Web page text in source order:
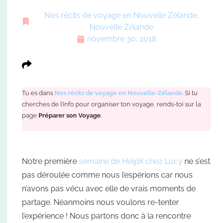
Nos récits de voyage en Nouvelle Zélande,
Nouvelle Zélande
novembre 30, 2018
Tu es dans Nos récits de voyage en Nouvelle-Zélande. Si tu
cherches de l’info pour organiser ton voyage, rends-toi sur la
page Préparer son Voyage.
Notre première semaine de HelpX chez Lucy ne s’est
pas déroulée comme nous l’espérions car nous
n’avons pas vécu avec elle de vrais moments de
partage. Néanmoins nous voulons re-tenter
l’expérience ! Nous partons donc à la rencontre